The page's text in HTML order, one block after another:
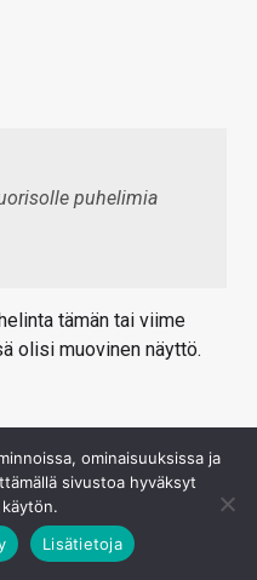
puhelimia
tämän tai viime
olisi muovinen näyttö.
ominaisuuksissa ja
sivustoa hyväksyt
Lisätietoja